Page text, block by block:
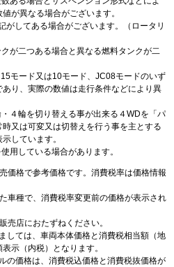
が異なる場合がございます。
がしてある場合がございます。（ロータリ
が二つある場合と異なる燃料タンクが二
モード又は10モード、JC08モードのいず
り、実際の数値は走行条件などにより異
４輪を切り替える事が出来る４WDを「パ
又は可変又は切替えを行う事を主とする
しています。
用している場合があります。
価格で参考価格です。消費税率は価格情報
車種で、消費税率変更前の価格が表示され
売店におたずねください。
しては、車両本体価格と消費税相当額（地
示（内税）となります。
の価格は、消費税込価格と消費税抜価格が